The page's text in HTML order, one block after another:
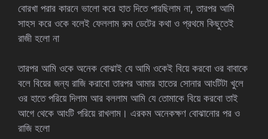
বোরখা পরার কারনে ভালো করে হাত দিতে পারছিলাম না, তারপর আমি
সাহস করে ওকে বলেই ফেললাম রুম ডেটের কথা ও প্রথমে কিছুতেই
রাজী হলো না
তারপর আমি ওকে অনেক বোঝাই যে আমি ওকেই বিয়ে করবো ওর বাবাকে
বলে বিয়ের জন্য রাজি করাবো তারপর আমার হাতের সোনার আংটিটা খুলে
ওর হাতে পরিয়ে দিলাম আর বললাম আমি যে তোমাকে বিয়ে করবো তাই
আগে থেকে আংটি পরিয়ে রাখলাম। এরকম অনেকক্ষণ বোঝানোর পর ও
রাজি হলো